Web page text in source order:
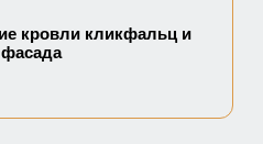
кровли кликфальц и